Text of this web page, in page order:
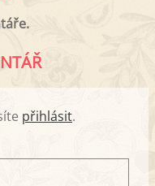
přihlásit.